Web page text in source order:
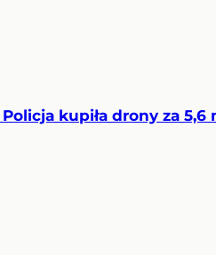
kupiła drony za 5,6